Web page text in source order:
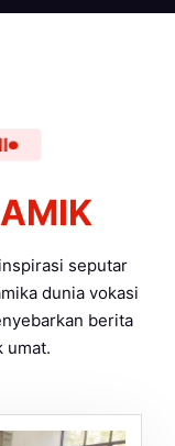
seputar
dunia vokasi
berita
umat.